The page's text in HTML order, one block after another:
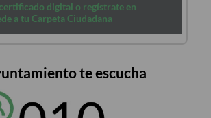
digital o regístrate en
a tu Carpeta Ciudadana
te escucha